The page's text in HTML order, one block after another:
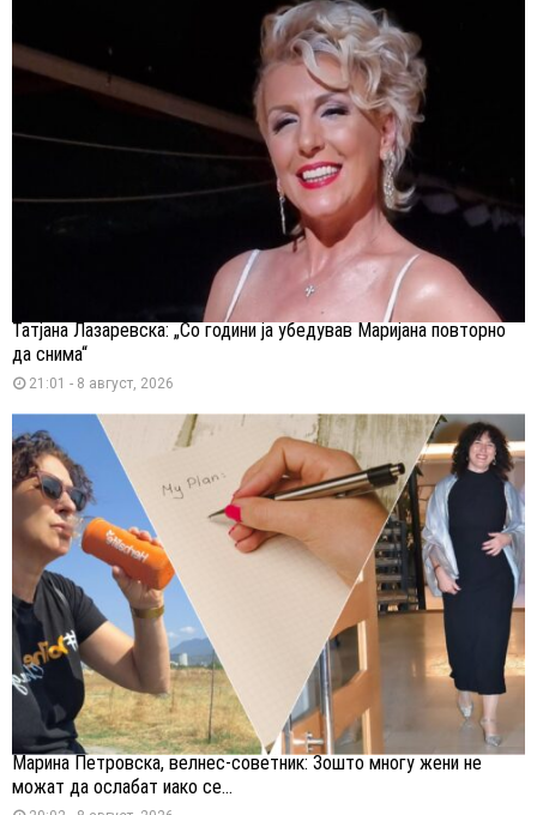
Татјана Лазаревска: „Со години ја убедував Маријана повторно
да снима“
21:01 - 8 август, 2026
Марина Петровска, велнес-советник: Зошто многу жени не
можат да ослабат иако се...